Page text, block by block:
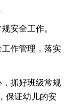
安全工作。
工作管理，落实
，抓好班级常规
保证幼儿的安